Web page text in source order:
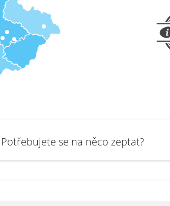
Potřebujete se na něco zeptat?